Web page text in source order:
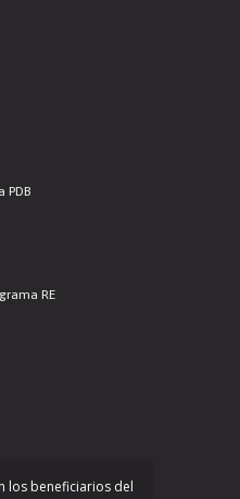
PDB
RE
los beneficiarios del